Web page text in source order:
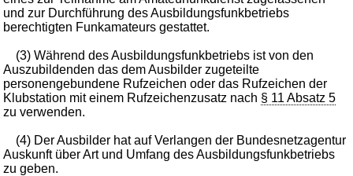
und zur Durchführung des Ausbildungsfunkbetriebs
berechtigten Funkamateurs gestattet.
(3) Während des Ausbildungsfunkbetriebs ist von den
Auszubildenden das dem Ausbilder zugeteilte
personengebundene Rufzeichen oder das Rufzeichen der
Klubstation mit einem Rufzeichenzusatz nach § 11 Absatz 5
zu verwenden.
(4) Der Ausbilder hat auf Verlangen der Bundesnetzagentur
Auskunft über Art und Umfang des Ausbildungsfunkbetriebs
zu geben.